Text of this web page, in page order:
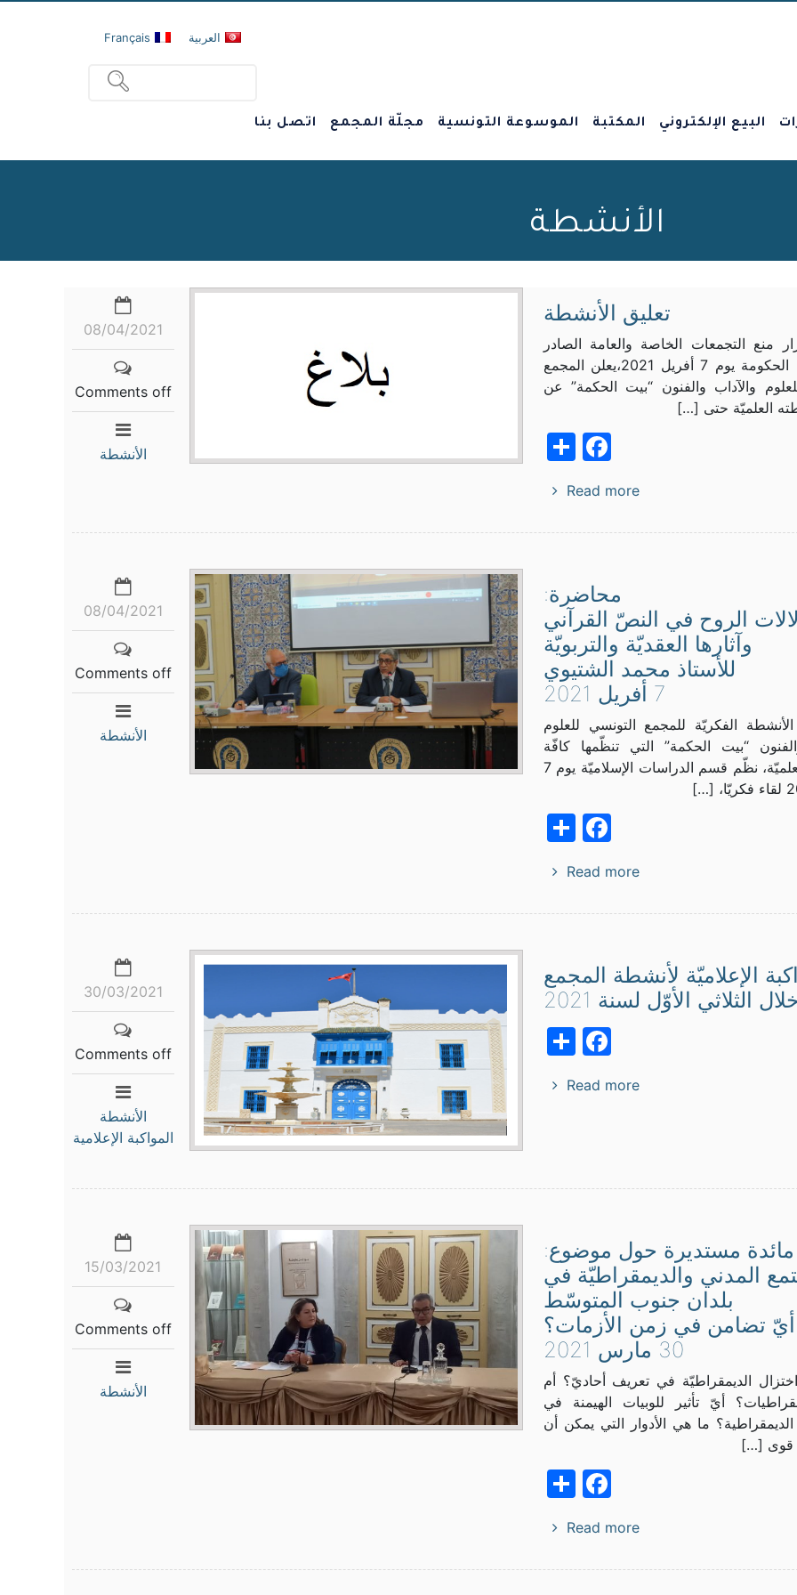
العربية Français
البيع الإلكتروني المكتبة الموسوعة التونسية مجلّة المجمع اتصل بنا
الأنشطة
تعليق الأنشطة
منع التجمعات الخاصة والعامة الصادر
عن رئاسة الحكومة يوم 7 أفريل 2021،يعلن المجمع
والآداب والفنون “بيت الحكمة” عن
العلميّة حتى […]
Facebook
Read more
08/04/2021
Comments off
الأنشطة
محاضرة:
الروح في النصّ القرآني
وآثارها العقديّة والتربويّة
للأستاذ محمد الشتيوي
7 أفريل 2021
الفكريّة للمجمع التونسي للعلوم
“بيت الحكمة” التي تنظّمها كافّة
الأقسام العلميّة، نظّم قسم الدراسات الإسلاميّة يوم 7
Facebook
Read more
08/04/2021
Comments off
الأنشطة
الإعلاميّة لأنشطة المجمع
خلال الثلاثي الأوّل لسنة 2021
Facebook
Share
Read more
30/03/2021
Comments off
الأنشطة
المواكبة الإعلامية
مائدة مستديرة حول موضوع:
المدني والديمقراطيّة في
بلدان جنوب المتوسّط
أيّ تضامن في زمن الأزمات؟
30 مارس 2021
الديمقراطيّة في تعريف أحاديّ؟ أم
أيّ تأثير للوبيات الهيمنة في
ما هي الأدوار التي يمكن أن
قوى […]
Facebook
Read more
15/03/2021
Comments off
الأنشطة